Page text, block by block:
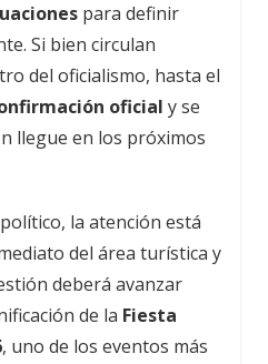
para definir
Si bien circulan
del oficialismo, hasta el
oficial y se
llegue en los próximos
la atención está
del área turística y
deberá avanzar
de la Fiesta
, uno de los eventos más